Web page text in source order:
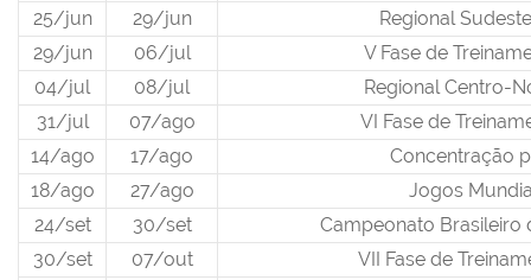
25/jun 29/jun
Regional
29/jun
06/jul
V Fase de
04/jul
08/jul
Regional Centro-
31/jul
07/ago
VI Fase de
14/ago
17/ago
Concentração
18/ago
27/ago
Jogos
24/set
30/set
Campeonato Brasileiro
30/set
07/out
VII Fase de